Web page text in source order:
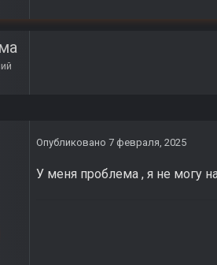
Опубликовано 7 февраля, 2025
У меня проблема , я не могу